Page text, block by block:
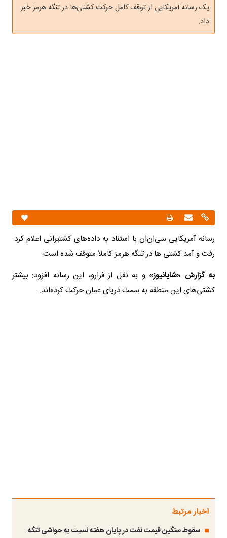
یک رسانه آمریکایی از توقف کامل حرکت کشتی‌ها در تنگه هرمز خبر
داد.
رسانه آمریکایی سی‌ان‌ان با استناد به داده‌های کشتیرانی اعلام کرد:
رفت و آمد کشتی ها در تنگه هرمز کاملاً متوقف شده است.
به گزارش «شایانیوز» و به نقل از فرارو، این رسانه افزود: بیشتر
کشتی‌های این منطقه به سمت دریای عمان حرکت کرده‌اند.
اخبار مرتبط
سقوط سنگین قیمت نفت در پایان هفته نسبت به حواشی تنگه